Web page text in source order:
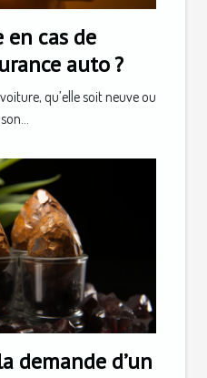
cas de
auto ?
qu’elle soit neuve ou
demande d’un